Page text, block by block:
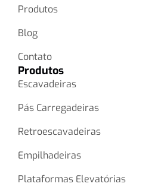
Produtos
Blog
Contato
Produtos
Escavadeiras
Pás Carregadeiras
Retroescavadeiras
Empilhadeiras
Plataformas Elevatórias